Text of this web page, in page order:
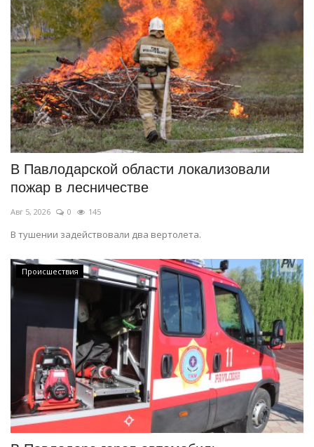
В Павлодарской области локализовали
пожар в лесничестве
Авг 5, 2026 0 145
В тушении задействовали два вертолета.
Происшествия